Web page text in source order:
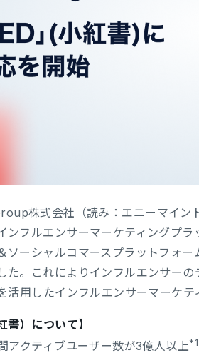
株式会社（読み：エニーマイン
ンフルエンサーマーケティングプ
ソーシャルコマースプラットフォ
た。これによりインフルエンサー
活用したインフルエンサーマーケテ
書）について】
アクティブユーザー数が3億人以上*1